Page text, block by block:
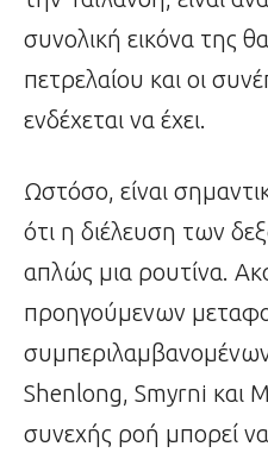
συνολική εικόνα της
πετρελαίου και οι
ενδέχεται να έχει.
Ωστόσο, είναι
ότι η διέλευση των
απλώς μια ρουτίνα.
προηγούμενων
Shenlong, Smyrni και
συνεχής ροή μπορεί